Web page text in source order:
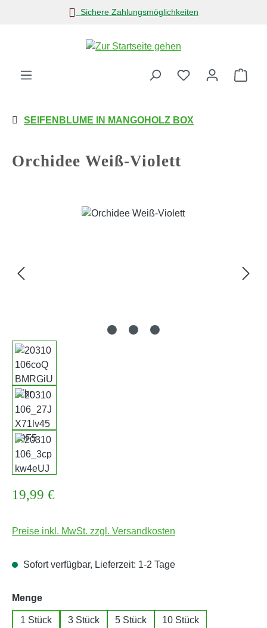
Zum Hauptinhalt springenSichere Zahlungsmöglichkeiten
SEIFENBLUME IN MANGOHOLZ BOX
Orchidee Weiß-Violett
Bildergalerie überspringen
Regulärer Preis:
19,99 €
Preise inkl. MwSt. zzgl. Versandkosten
Sofort verfügbar, Lieferzeit: 1-2 Tage
Mengeauswählen
1 Stück 3 Stück 5 Stück 10 Stück